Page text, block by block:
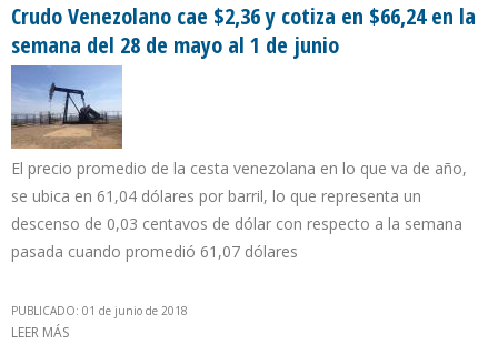
Crudo Venezolano cae $2,36 y cotiza en $66,24 en la
semana del 28 de mayo al 1 de junio
El precio promedio de la cesta venezolana en lo que va de año,
se ubica en 61,04 dólares por barril, lo que representa un
descenso de 0,03 centavos de dólar con respecto a la semana
pasada cuando promedió 61,07 dólares
PUBLICADO: 01 de junio de 2018
LEER MÁS